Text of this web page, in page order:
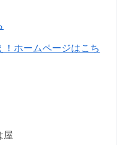
ホームページはこち
屋